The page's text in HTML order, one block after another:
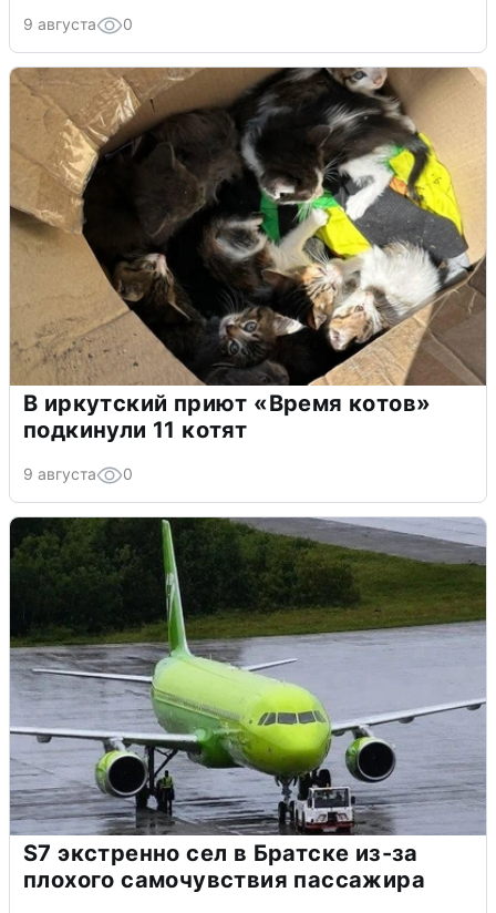
9 августа 0
В иркутский приют «Время котов»
подкинули 11 котят
9 августа 0
S7 экстренно сел в Братске из-за
плохого самочувствия пассажира